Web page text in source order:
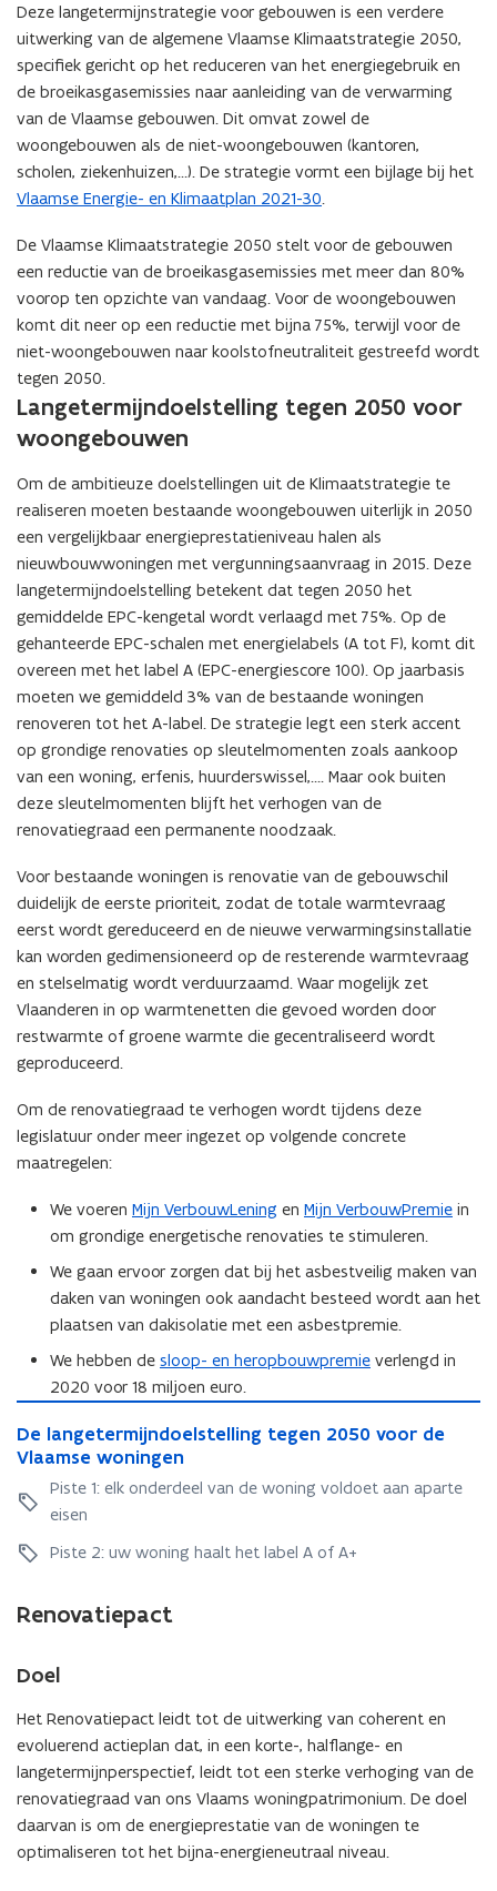
p
e
n
t
i
n
n
i
v
t
e
r
a
n
d
o
p
e
n
t
v
e
r
Deze langetermijnstrategie voor gebouwen is een verdere
uitwerking van de algemene Vlaamse Klimaatstrategie 2050,
specifiek gericht op het reduceren van het energiegebruik en
de broeikasgasemissies naar aanleiding van de verwarming
van de Vlaamse gebouwen. Dit omvat zowel de
woongebouwen als de niet-woongebouwen (kantoren,
scholen, ziekenhuizen,…). De strategie vormt een bijlage bij het
Vlaamse Energie- en Klimaatplan 2021-30.
De Vlaamse Klimaatstrategie 2050 stelt voor de gebouwen
een reductie van de broeikasgasemissies met meer dan 80%
voorop ten opzichte van vandaag. Voor de woongebouwen
komt dit neer op een reductie met bijna 75%, terwijl voor de
niet-woongebouwen naar koolstofneutraliteit gestreefd wordt
tegen 2050.
Langetermijndoelstelling tegen 2050 voor
woongebouwen
Om de ambitieuze doelstellingen uit de Klimaatstrategie te
realiseren moeten bestaande woongebouwen uiterlijk in 2050
een vergelijkbaar energieprestatieniveau halen als
nieuwbouwwoningen met vergunningsaanvraag in 2015. Deze
langetermijndoelstelling betekent dat tegen 2050 het
gemiddelde EPC-kengetal wordt verlaagd met 75%. Op de
gehanteerde EPC-schalen met energielabels (A tot F), komt dit
overeen met het label A (EPC-energiescore 100). Op jaarbasis
moeten we gemiddeld 3% van de bestaande woningen
renoveren tot het A-label. De strategie legt een sterk accent
op grondige renovaties op sleutelmomenten zoals aankoop
van een woning, erfenis, huurderswissel,…. Maar ook buiten
deze sleutelmomenten blijft het verhogen van de
renovatiegraad een permanente noodzaak.
Voor bestaande woningen is renovatie van de gebouwschil
duidelijk de eerste prioriteit, zodat de totale warmtevraag
eerst wordt gereduceerd en de nieuwe verwarmingsinstallatie
kan worden gedimensioneerd op de resterende warmtevraag
en stelselmatig wordt verduurzaamd. Waar mogelijk zet
Vlaanderen in op warmtenetten die gevoed worden door
restwarmte of groene warmte die gecentraliseerd wordt
geproduceerd.
Om de renovatiegraad te verhogen wordt tijdens deze
legislatuur onder meer ingezet op volgende concrete
maatregelen:
We voeren Mijn VerbouwLening en Mijn VerbouwPremie in
om grondige energetische renovaties te stimuleren.
We gaan ervoor zorgen dat bij het asbestveilig maken van
daken van woningen ook aandacht besteed wordt aan het
plaatsen van dakisolatie met een asbestpremie.
We hebben de sloop- en heropbouwpremie verlengd in
2020 voor 18 miljoen euro.
e
l
n
e
r
i
n
d
o
e
l
s
t
De langetermijndoelstelling tegen 2050 voor de
Vlaamse woningen
D
e
a
g
e
m
i
j
d
o
e
l
s
Piste 1: elk onderdeel van de woning voldoet aan aparte
eisen
Piste 2: uw woning haalt het label A of A+
Renovatiepact
Doel
Het Renovatiepact leidt tot de uitwerking van coherent en
evoluerend actieplan dat, in een korte-, halflange- en
langetermijnperspectief, leidt tot een sterke verhoging van de
renovatiegraad van ons Vlaams woningpatrimonium. De doel
daarvan is om de energieprestatie van de woningen te
optimaliseren tot het bijna-energieneutraal niveau.